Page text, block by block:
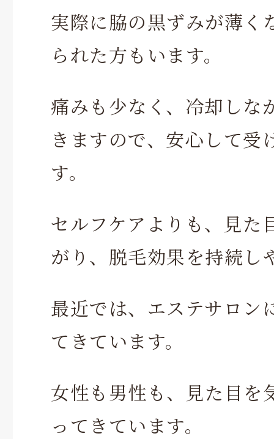
実際に脇の黒ずみが薄く
られた方もいます。
痛みも少なく、冷却しな
きますので、安心して受
す。
セルフケアよりも、見た
がり、脱毛効果を持続し
最近では、エステサロン
てきています。
女性も男性も、見た目を
ってきています。